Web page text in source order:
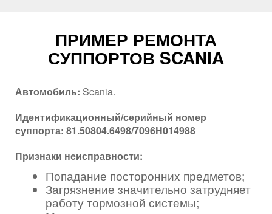
ПРИМЕР РЕМОНТА
СУППОРТОВ SCANIA
Автомобиль: Scania.
Идентификационный/серийный номер
cуппорта: 81.50804.6498/7096H014988
Признаки неисправности:
Попадание посторонних предметов;
Загрязнение значительно затрудняет
работу тормозной системы;